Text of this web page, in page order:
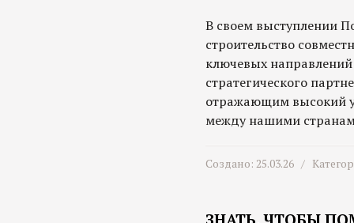
В своем выступлении
строительство
ключевых
стратегического
отражающим высокий
между нашими
Создано: 25.03.26 /